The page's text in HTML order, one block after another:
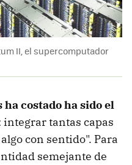
II, el supercomputador
ha costado ha sido el
integrar tantas capas
con sentido". Para
semejante de